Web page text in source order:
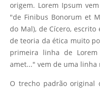
origem. Lorem Ipsum
"de Finibus Bonorum et
do Mal), de Cícero,
de teoria da ética muito
primeira linha de
amet..." vem de uma linha
O trecho padrão original